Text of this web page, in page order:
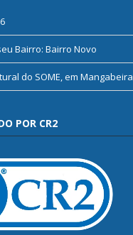
Bairro: Bairro Novo
do SOME, em Mangabeira
POR CR2